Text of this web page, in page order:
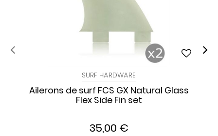
SURF HARDWARE
Ailerons de surf FCS GX Natural Glass
Flex Side Fin set
35,00 €